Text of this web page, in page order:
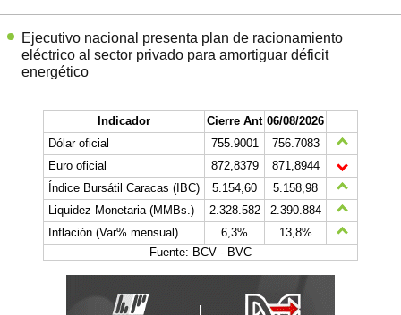
Ejecutivo nacional presenta plan de racionamiento
eléctrico al sector privado para amortiguar déficit
energético
Indicador Cierre Ant 06/08/2026
Dólar oficial
755.9001
756.7083
Euro oficial
872,8379
871,8944
Índice Bursátil Caracas (IBC)
5.154,60
5.158,98
Liquidez Monetaria (MMBs.)
2.328.582
2.390.884
Inflación (Var% mensual)
6,3%
13,8%
Fuente: BCV - BVC